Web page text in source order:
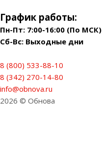
График работы:
Пн-Пт: 7:00-16:00 (По МСК)
Сб-Вс: Выходные дни
8 (800) 533-88-10
8 (342) 270-14-80
info@obnova.ru
2026 © Обнова